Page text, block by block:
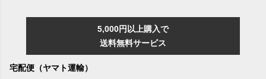
5,000円以上購入で
送料無料サービス
宅配便（ヤマト運輸）